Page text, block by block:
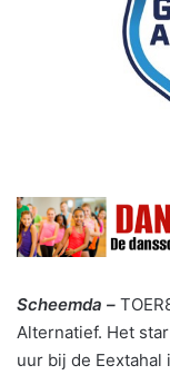
Scheemda –
Alternatief. Het
uur bij de